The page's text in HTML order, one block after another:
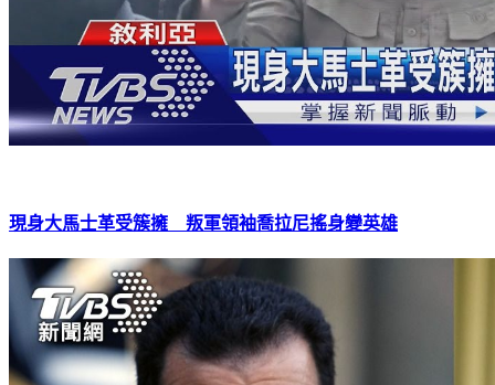
現身大馬士革受簇擁 叛軍領袖喬拉尼搖身變英雄